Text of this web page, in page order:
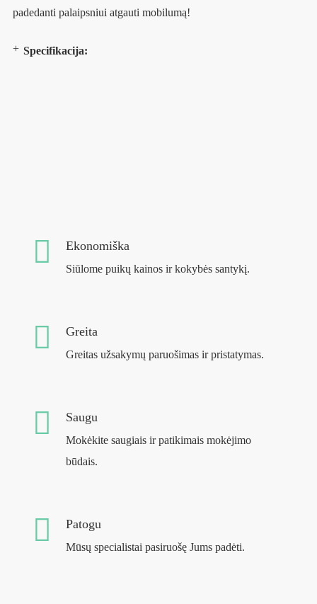
padedanti palaipsniui atgauti mobilumą!
Specifikacija:
Ekonomiška
Siūlome puikų kainos ir kokybės santykį.
Greita
Greitas užsakymų paruošimas ir pristatymas.
Saugu
Mokėkite saugiais ir patikimais mokėjimo
būdais.
Patogu
Mūsų specialistai pasiruošę Jums padėti.